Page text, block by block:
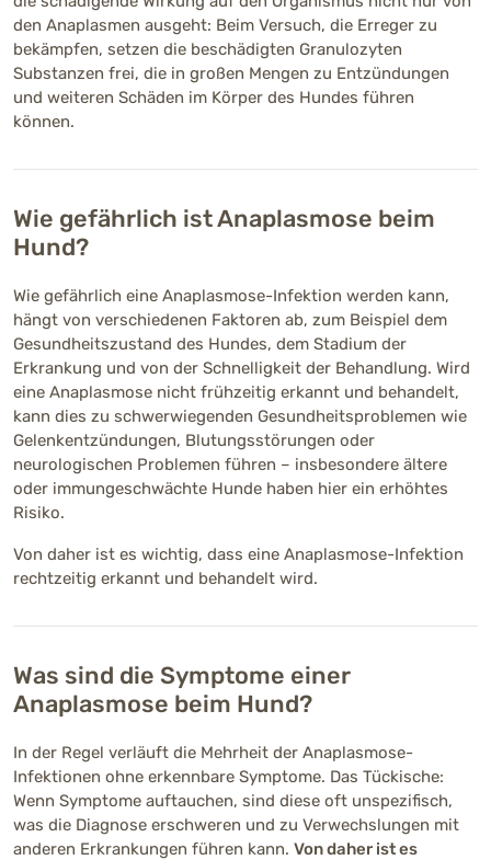
den Anaplasmen ausgeht: Beim Versuch, die Erreger zu
bekämpfen, setzen die beschädigten Granulozyten
Substanzen frei, die in großen Mengen zu Entzündungen
und weiteren Schäden im Körper des Hundes führen
können.
Wie gefährlich ist Anaplasmose beim
Hund?
Wie gefährlich eine Anaplasmose-Infektion werden kann,
hängt von verschiedenen Faktoren ab, zum Beispiel dem
Gesundheitszustand des Hundes, dem Stadium der
Erkrankung und von der Schnelligkeit der Behandlung. Wird
eine Anaplasmose nicht frühzeitig erkannt und behandelt,
kann dies zu schwerwiegenden Gesundheitsproblemen wie
Gelenkentzündungen, Blutungsstörungen oder
neurologischen Problemen führen – insbesondere ältere
oder immungeschwächte Hunde haben hier ein erhöhtes
Risiko.
Von daher ist es wichtig, dass eine Anaplasmose-Infektion
rechtzeitig erkannt und behandelt wird.
Was sind die Symptome einer
Anaplasmose beim Hund?
In der Regel verläuft die Mehrheit der Anaplasmose-
Infektionen ohne erkennbare Symptome. Das Tückische:
Wenn Symptome auftauchen, sind diese oft unspezifisch,
was die Diagnose erschweren und zu Verwechslungen mit
anderen Erkrankungen führen kann. Von daher ist es